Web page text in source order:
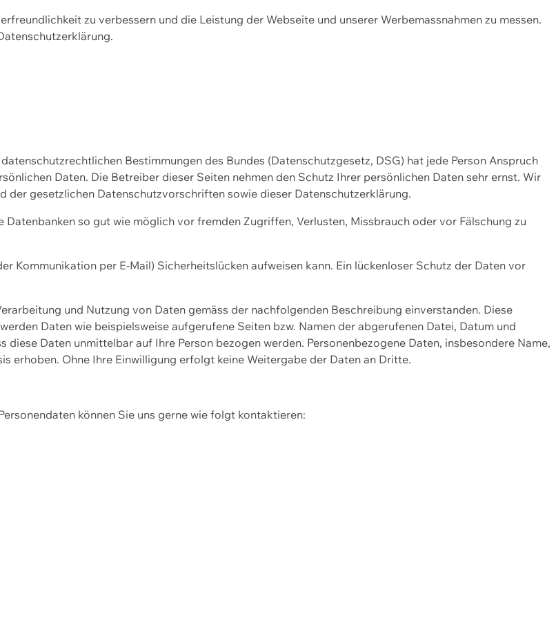
zu verbessern und die Leistung der Webseite und unserer Werbemassnahmen zu messen.
Bestimmungen des Bundes (Datenschutzgesetz, DSG) hat jede Person Anspruch
Daten. Die Betreiber dieser Seiten nehmen den Schutz Ihrer persönlichen Daten sehr ernst. Wir
der gesetzlichen Datenschutzvorschriften sowie dieser Datenschutzerklärung.
so gut wie möglich vor fremden Zugriffen, Verlusten, Missbrauch oder vor Fälschung zu
Kommunikation per E-Mail) Sicherheitslücken aufweisen kann. Ein lückenloser Schutz der Daten vor
und Nutzung von Daten gemäss der nachfolgenden Beschreibung einverstanden. Diese
Daten wie beispielsweise aufgerufene Seiten bzw. Namen der abgerufenen Datei, Datum und
Daten unmittelbar auf Ihre Person bezogen werden. Personenbezogene Daten, insbesondere Name,
erhoben. Ohne Ihre Einwilligung erfolgt keine Weitergabe der Daten an Dritte.
können Sie uns gerne wie folgt kontaktieren: